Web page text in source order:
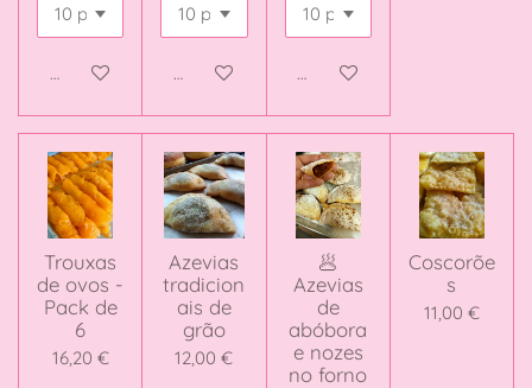
Adicionar ao carrinhoAdicionar ao carrinhoAdicionar ao carrinho
Trouxas
de ovos -
Pack de
6
16,20 €
Azevias
tradicion
ais de
grão
12,00 €
🥟
Azevias
de
abóbora
e nozes
no forno
Coscorõe
s
11,00 €